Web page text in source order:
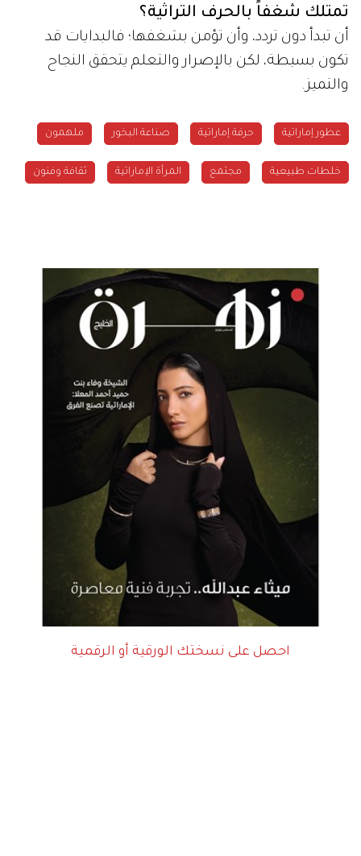
تمتلك شغفاً بالحرف التراثية؟
أن تبدأ دون تردد، وأن تؤمن بشغفها؛ فالبدايات قد
تكون بسيطة، لكن بالإصرار والتعلم يتحقق النجاح
والتميز.
عطور إماراتية حرفة إماراتية صناعة البخور ملهمون
خلطات طبيعية مجتمع المرأة الإماراتية ثقافة وفنون
احصل على نسختك الورقية أو الرقمية